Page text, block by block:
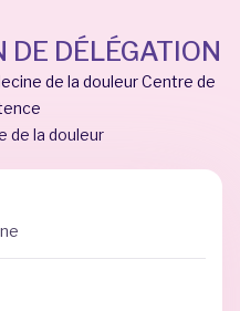
DÉLÉGATION
de la douleur Centre de
de la douleur